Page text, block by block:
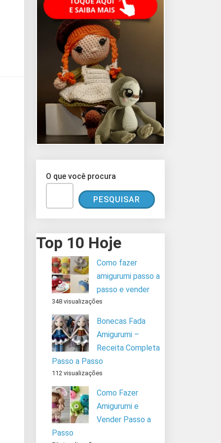
O que você procura
PESQUISAR
Top 10 Hoje
Como fazer
amigurumi passo a
passo e vender
348 visualizações
Bonecas Fada
Amigurumi –
Receita Completa
Passo a Passo
112 visualizações
Como Fazer
Amigurumi e
Vender Passo a
Passo